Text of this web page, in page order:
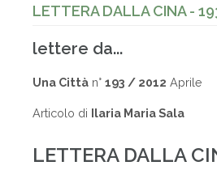
LETTERA DALLA CINA -
lettere da...
Una Città n° 193 / 2012 Aprile
Articolo di Ilaria Maria Sala
LETTERA DALLA